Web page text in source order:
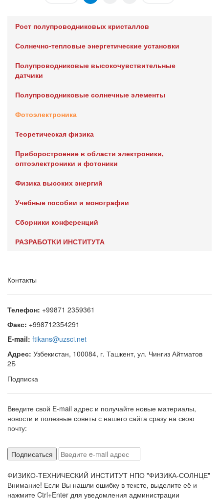
Рост полупроводниковых кристаллов
Солнечно-тепловые энергетические установки
Полупроводниковые высокочувствительные
датчики
Полупроводниковые солнечные элементы
Фотоэлектроника
Теоретическая физика
Приборостроение в области электроники,
оптоэлектроники и фотоники
Физика высоких энергий
Учебные пособии и монографии
Сборники конференций
РАЗРАБОТКИ ИНСТИТУТА
Контакты
Телефон: +99871 2359361
Факс: +998712354291
E-mail: ftikans@uzsci.net
Адрес: Узбекистан, 100084, г. Ташкент, ул. Чингиз Айтматов
2Б
Подписка
Введите свой E-mail адрес и получайте новые материалы,
новости и полезные советы с нашего сайта сразу на свою
почту:
ФИЗИКО-ТЕХНИЧЕСКИЙ ИНСТИТУТ НПО "ФИЗИКА-СОЛНЦЕ"
Внимание! Если Вы нашли ошибку в тексте, выделите её и
нажмите Ctrl+Enter для уведомления администрации